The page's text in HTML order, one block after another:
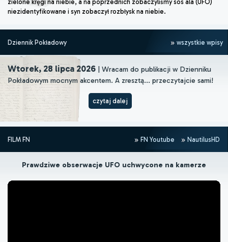
zielone kręgi na niebie, a na poprzednich zobaczyliśmy sos ala (UFO)
niezidentyfikowane i syn zobaczył rozbłysk na niebie.
Dziennik Pokładowy wszystkie wpisy
Wtorek, 28 lipca 2026 | Wracam do publikacji w Dzienniku
Pokładowym mocnym akcentem. A zresztą... przeczytajcie sami!
czytaj dalej
FILM FN FN Youtube NautilusHD
Prawdziwe obserwacje UFO uchwycone na kamerze